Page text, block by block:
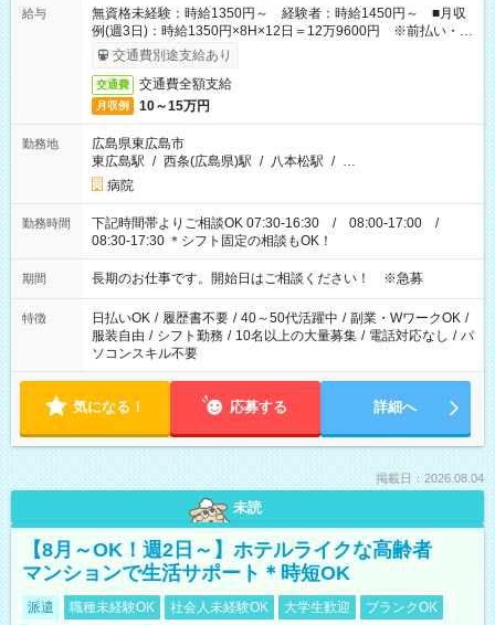
給与
無資格未経験：時給1350円～ 経験者：時給1450円～ ■月収
例(週3日)：時給1350円×8H×12日＝12万9600円 ※前払い・日
払い・週払いOK
交通費別途支給あり
交通費 交通費全額支給
月収例 10～15万円
勤務地
広島県東広島市
東広島駅 / 西条(広島県)駅 / 八本松駅 / …
病院
勤務時間
下記時間帯よりご相談OK 07:30-16:30 / 08:00-17:00 /
08:30-17:30 ＊シフト固定の相談もOK！
期間 長期のお仕事です。開始日はご相談ください！ ※急募
特徴 日払いOK / 履歴書不要 / 40～50代活躍中 / 副業・WワークOK /
服装自由 / シフト勤務 / 10名以上の大量募集 / 電話対応なし / パ
ソコンスキル不要
気になる！ 応募する 詳細へ
掲載日：2026.08.04
未読
【8月～OK！週2日～】ホテルライクな高齢者
マンションで生活サポート＊時短OK
派遣 職種未経験OK 社会人未経験OK 大学生歓迎
ブランクOK